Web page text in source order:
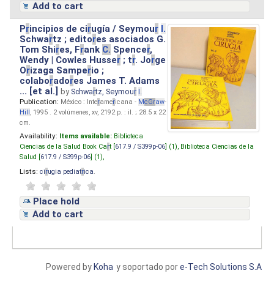
Add to cart
Principios de cirugía / Seymour I.
Schwartz ; editores asociados G.
Tom Shires, Frank C. Spencer,
Wendy | Cowles Husser ; tr. Jorge
Orizaga Samperio ;
colaboradores James T. Adams
... [et al.]by Schwartz, Seymour I.
Publication: México : Interamericana - McGraw-
Hill, 1995 . 2 volúmenes, xv, 2192 p. : il. ; 28.5 x 22
cm.
Availability: Items available: Biblioteca
Ciencias de la Salud Book Cart [ 617.9 / S399p-06 ] (1), Biblioteca Ciencias de la
Salud [ 617.9 / S399p-06 ] (1),
Lists: cirugia pediatrica
Place hold
Add to cart
y soportado pore-Tech Solutions S.A
Powered by Koha